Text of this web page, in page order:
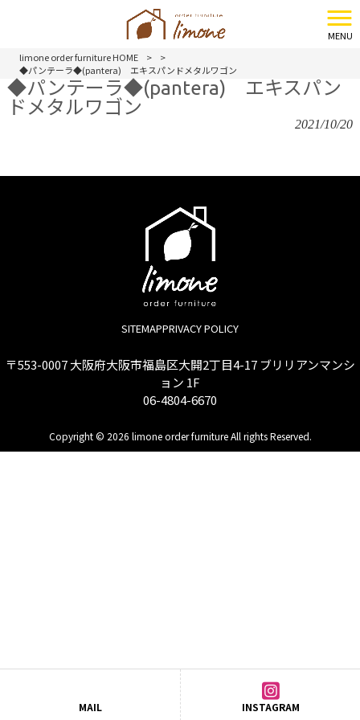
MENU
limone order furniture HOME
>
>
◆パンテーラ◆(pantera) エキスパンドメタルワゴン
◆パンテーラ◆(pantera) エキスパン
ドメタルワゴン
2021/10/20
SITEMAPPRIVACY POLICY
〒553-0007 大阪府大阪市福島区大開2丁目4-17 ブリリアンマンシ
ョン 1F
06-4804-6670
Copyright © 2026 limone order furniture All rights Reserved.
MAIL INSTAGRAM